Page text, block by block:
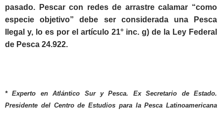
pasado. Pescar con redes de arrastre calamar “como
especie objetivo” debe ser considerada una Pesca
Ilegal y, lo es por el artículo 21° inc. g) de la Ley Federal
de Pesca 24.922.
* Experto en Atlántico Sur y Pesca. Ex Secretario de Estado.
Presidente del Centro de Estudios para la Pesca Latinoamericana